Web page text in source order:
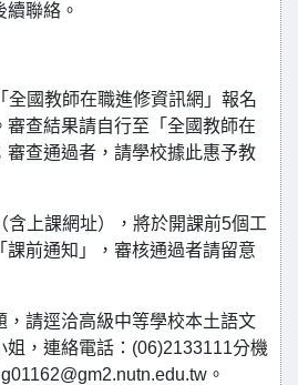
聯絡。
全國教師在職進修資訊網」報名
審查結果請自行至「全國教師在
審查通過者，請學校據此惠予教
含上課網址），將於開課前5個工
課前通知」，審核通過者請留意
，請逕洽高級中等學校本土語文
姐，連絡電話：(06)2133111分機
。